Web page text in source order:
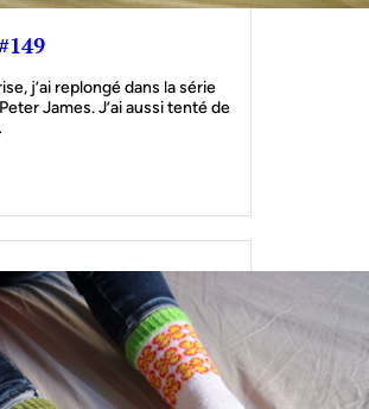
j’ai replongé dans la série
James. J’ai aussi tenté de